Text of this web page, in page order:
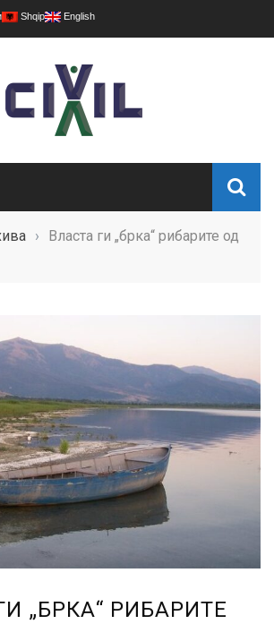
Shqip English
›
Власта ги „брка“ рибарите од
„БРКА“ РИБАРИТЕ